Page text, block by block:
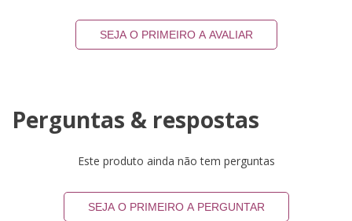
SEJA O PRIMEIRO A AVALIAR
Perguntas & respostas
Este produto ainda não tem perguntas
SEJA O PRIMEIRO A PERGUNTAR